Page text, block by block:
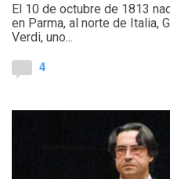
El 10 de octubre de 1813
en Parma, al norte de Italia,
Verdi, uno...
4